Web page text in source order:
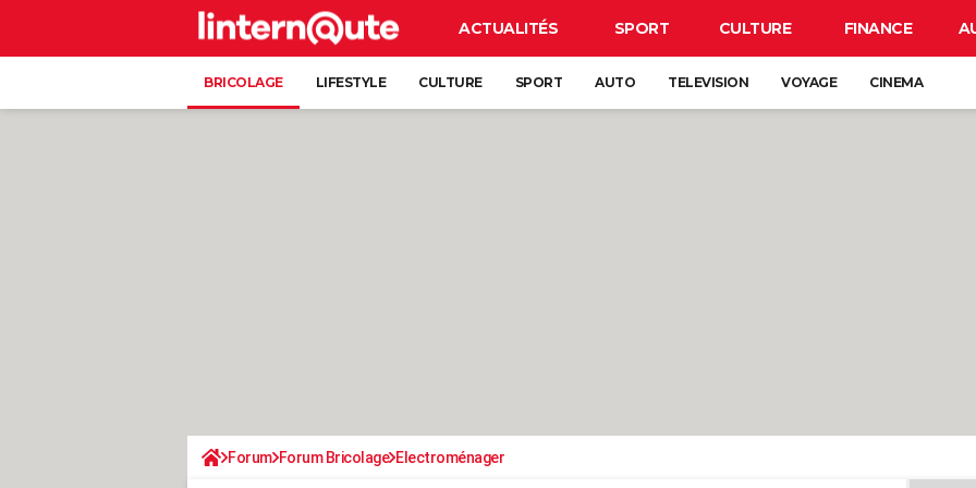
ACTUALITÉS SPORT CULTURE FINANCE
BRICOLAGE LIFESTYLE CULTURE SPORT AUTO TELEVISION VOYAGE CINEMA
Forum Forum Bricolage Electroménager